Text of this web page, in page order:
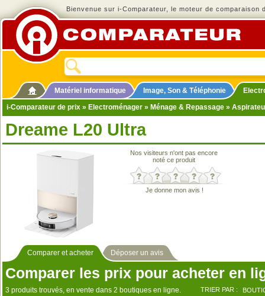
Bienvenue sur i-Comparateur, le moteur de comparaison
Matériel informatique Image, Son & Téléphonie
i-Comparateur de prix » Electroménager » Ménage & Repassage »
Dreame L20 Ultra
Nos visiteurs n'ont pas encore
noté ce produit
Je donne mon avis !
Comparer et acheter Déposer un avis
Comparer les prix pour acheter en
3 produits trouvés, en vente dans 2 boutiques en ligne. TRIER PAR :